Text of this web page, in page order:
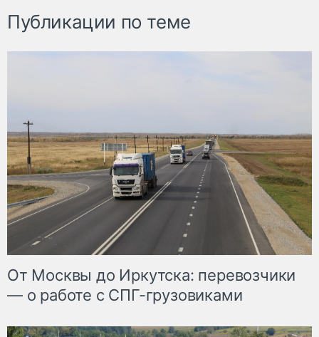
Публикации по теме
От Москвы до Иркутска: перевозчики
— о работе с СПГ-грузовиками